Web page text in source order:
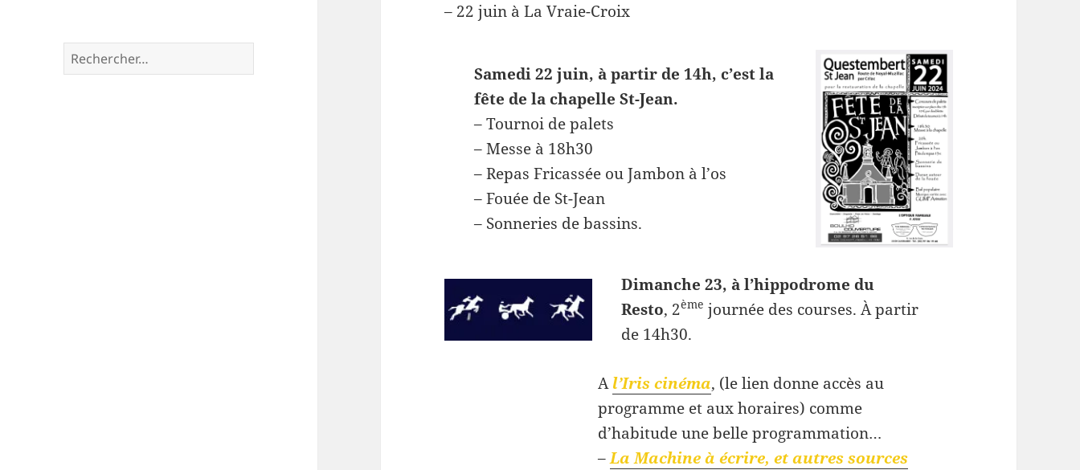
Rechercher :
– 22 juin à La Vraie-Croix
Samedi 22 juin, à partir de 14h, c’est la
fête de la chapelle St-Jean.
– Tournoi de palets
– Messe à 18h30
– Repas Fricassée ou Jambon à l’os
– Fouée de St-Jean
– Sonneries de bassins.
Dimanche 23, à l’hippodrome du
Resto, 2ème journée des courses. À partir
de 14h30.
Al’Iris cinéma, (le lien donne accès au
programme et aux horaires) comme
d’habitude une belle programmation…
–La Machine à écrire, et autres sources